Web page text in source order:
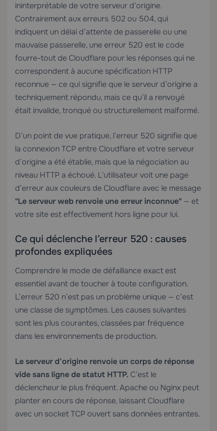
ininterprétable de votre serveur d’origine.
Contrairement aux erreurs 502 ou 504, qui
indiquent un délai d’attente de passerelle ou une
mauvaise passerelle, une erreur 520 est le code
fourre-tout de Cloudflare pour les réponses qui ne
correspondent à aucune spécification HTTP
reconnue — ce qui signifie que le serveur d’origine a
techniquement répondu, mais ce qu’il a renvoyé
était invalide, tronqué ou structurellement malformé.
D’un point de vue pratique, l’erreur 520 signifie que
la connexion TCP entre Cloudflare et votre serveur
d’origine a été établie, mais que la négociation au
niveau HTTP a échoué. L’utilisateur voit une page
d’erreur aux couleurs de Cloudflare avec le message
"Le serveur web renvoie une erreur inconnue" — et
votre site est effectivement hors ligne pour lui.
Ce qui déclenche l’erreur 520 : causes
profondes expliquées
Comprendre le mode de défaillance exact est
essentiel avant de toucher à toute configuration.
L’erreur 520 n’est pas un problème unique — c’est
une classe de symptômes. Les causes suivantes
sont les plus courantes, classées par fréquence
dans les environnements de production.
Le serveur d’origine renvoie un corps de réponse
vide sans ligne de statut HTTP. C’est le
déclencheur le plus fréquent. Apache ou Nginx peut
planter en cours de réponse, laissant Cloudflare
avec un socket TCP ouvert sans données entrantes.